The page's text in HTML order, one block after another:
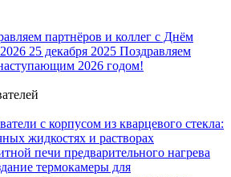
партнёров и коллег с Днём
25 декабря 2025 Поздравляем
2026 годом!
с корпусом из кварцевого стекла:
жидкостях и растворах
печи предварительного нагрева
термокамеры для